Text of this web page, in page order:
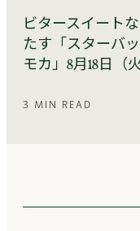
ビタースイート
たす「スターバッ
モカ」8月18日（
3 MIN READ